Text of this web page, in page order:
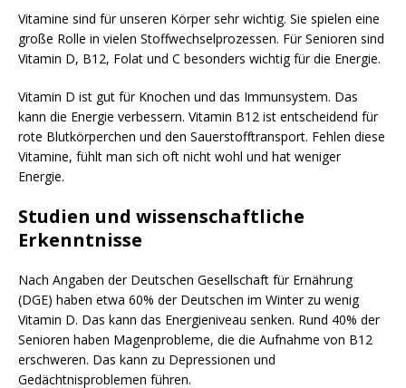
Vitamine sind für unseren Körper sehr wichtig. Sie spielen eine
große Rolle in vielen Stoffwechselprozessen. Für Senioren sind
Vitamin D, B12, Folat und C besonders wichtig für die Energie.
Vitamin D ist gut für Knochen und das Immunsystem. Das
kann die Energie verbessern. Vitamin B12 ist entscheidend für
rote Blutkörperchen und den Sauerstofftransport. Fehlen diese
Vitamine, fühlt man sich oft nicht wohl und hat weniger
Energie.
Studien und wissenschaftliche
Erkenntnisse
Nach Angaben der Deutschen Gesellschaft für Ernährung
(DGE) haben etwa 60% der Deutschen im Winter zu wenig
Vitamin D. Das kann das Energieniveau senken. Rund 40% der
Senioren haben Magenprobleme, die die Aufnahme von B12
erschweren. Das kann zu Depressionen und
Gedächtnisproblemen führen.